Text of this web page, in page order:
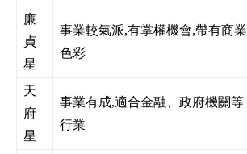
廉
貞
星
事業較氣派,有掌權機會,帶有商業
色彩
天
府
星
事業有成,適合金融、政府機關等
行業